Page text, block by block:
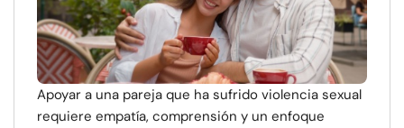
Apoyar a una pareja que ha sufrido violencia sexual
requiere empatía, comprensión y un enfoque